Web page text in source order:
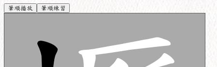
筆順播放 筆順練習